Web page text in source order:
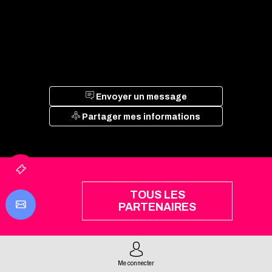
Envoyer un message
Partager mes informations
TOUS LES
PARTENAIRES
Me connecter